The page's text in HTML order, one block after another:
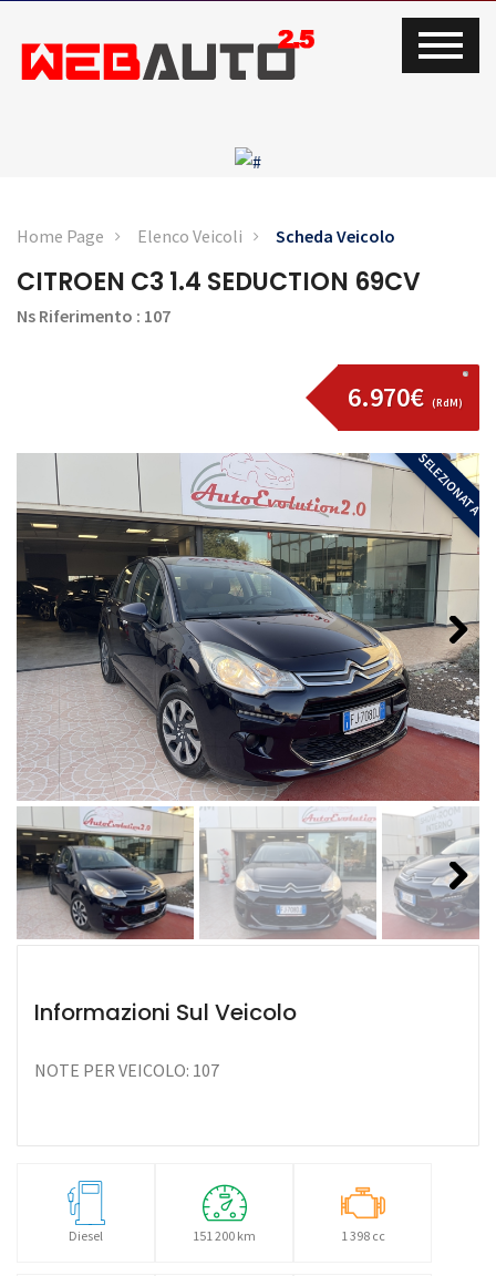
Home Page Elenco Veicoli Scheda Veicolo
CITROEN C3 1.4 SEDUCTION 69CV
Ns Riferimento : 107
6.970€ (RdM)
SELEZIONATA
Next
Next
Informazioni Sul Veicolo
NOTE PER VEICOLO: 107
Diesel 151 200 km 1 398 cc